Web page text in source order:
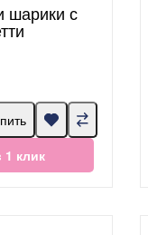
шарики с
1 клик